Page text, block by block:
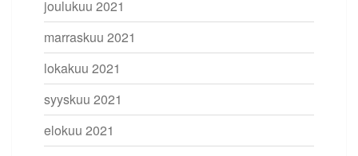
joulukuu 2021
marraskuu 2021
lokakuu 2021
syyskuu 2021
elokuu 2021